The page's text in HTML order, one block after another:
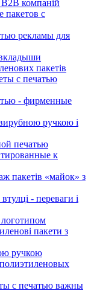
компаній
пакетов с
рекламы для
пакетів
с печатью
- фирменные
ручкою і
печатью
к
пакетів «майок» з
- переваги і
логотипом
пакети з
ручкою
с печатью важны